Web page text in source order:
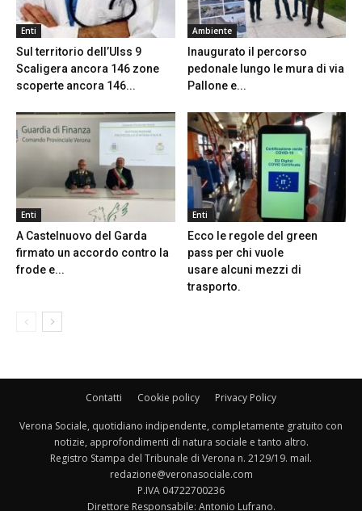
Enti
Sul territorio dell’Ulss 9
Scaligera ancora 146 zone
scoperte ancora 146...
Ambiente
Inaugurato il percorso
pedonale lungo le mura di via
Pallone e...
Enti
A Castelnuovo del Garda
firmato un accordo contro la
frode e...
Enti
Ecco le regole del green
pass per chi vuole
usare alcuni mezzi di
trasporto.
Contatti Cookie policy Privacy Policy
Verona Sociale, quotidiano indipendente, completamente gratuito con
notizie, approfondimenti di natura sociale e tanto altro.
Registro Stampa del Tribunale di Verona n. 2129/19. mail.
redazione@veronasociale.com
P.IVA 04722700236
Direttore Responsabile: Antonio Lufrano.